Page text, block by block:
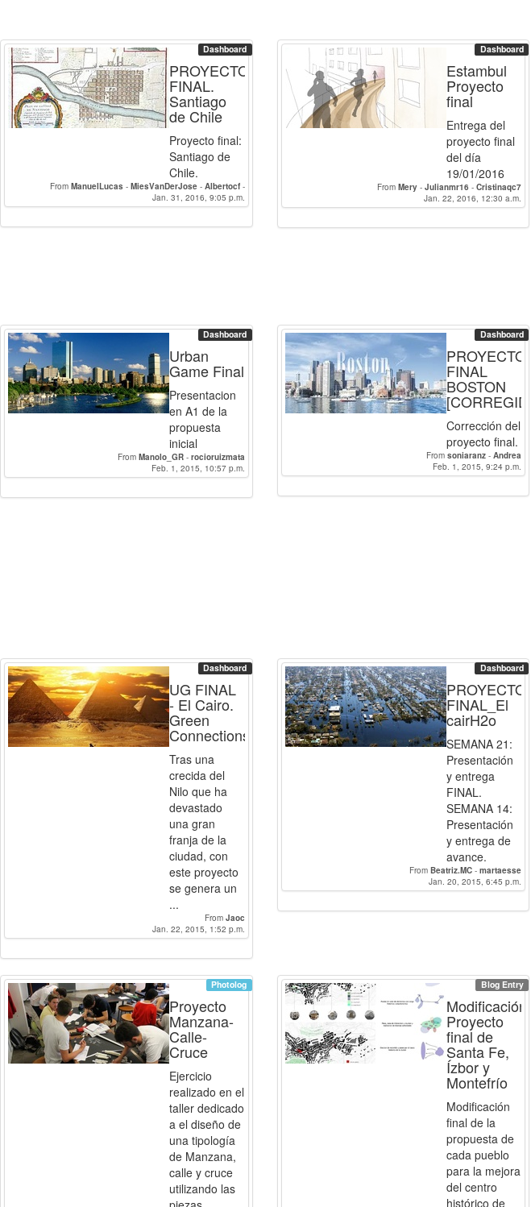
Dashboard
PROYECTO
FINAL.
Santiago
de Chile
Proyecto final:
Santiago de
Chile.
From ManuelLucas - MiesVanDerJose - Albertocf -
ChemyMartinez21-Pepe_Amat
Jan. 31, 2016, 9:05 p.m.
Dashboard
Estambul
Proyecto
final
Entrega del
proyecto final
del día
19/01/2016
From Mery - Julianmr16 - Cristinaqc7
Jan. 22, 2016, 12:30 a.m.
Dashboard
Urban
Game Final
Presentacion
en A1 de la
propuesta
inicial
From Manolo_GR- rocioruizmata
Feb. 1, 2015, 10:57 p.m.
Dashboard
PROYECTO
FINAL
BOSTON
Corrección del
proyecto final.
From soniaranz - Andrea
Feb. 1, 2015, 9:24 p.m.
Dashboard
UG FINAL
- El Cairo.
Green
Connections
Tras una
crecida del
Nilo que ha
devastado
una gran
franja de la
ciudad, con
este proyecto
se genera un
...
From Jaoc
Jan. 22, 2015, 1:52 p.m.
Dashboard
PROYECTO
FINAL_El
cairH2o
SEMANA 21:
Presentación
y entrega
FINAL.
SEMANA 14:
Presentación
y entrega de
avance.
From Beatriz.MC - martaesse
Jan. 20, 2015, 6:45 p.m.
Photolog
Proyecto
Manzana-
Calle-
Cruce
Ejercicio
realizado en el
taller dedicado
a el diseño de
una tipología
de Manzana,
calle y cruce
utilizando las
Blog Entry
Modificación
Proyecto
final de
Santa Fe,
Ízbor y
Montefrío
Modificación
final de la
propuesta de
cada pueblo
para la mejora
del centro
histórico de